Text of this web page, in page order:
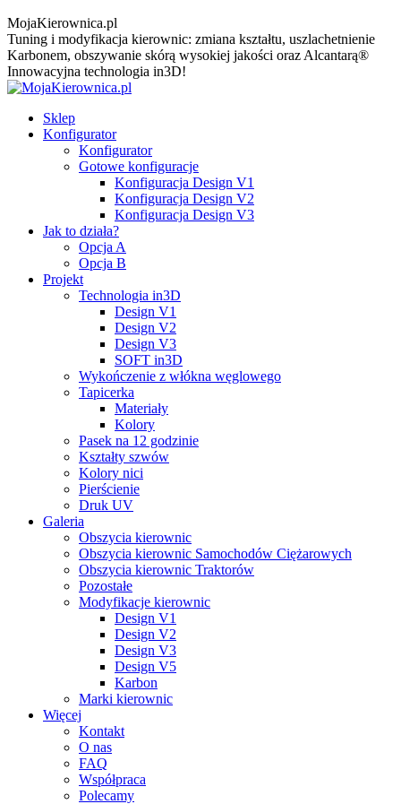
MojaKierownica.pl
Tuning i modyfikacja kierownic: zmiana kształtu, uszlachetnienie
Karbonem, obszywanie skórą wysokiej jakości oraz Alcantarą®
Innowacyjna technologia in3D!
Sklep
Konfigurator
Konfigurator
Gotowe konfiguracje
Konfiguracja Design V1
Konfiguracja Design V2
Konfiguracja Design V3
Jak to działa?
Opcja A
Opcja B
Projekt
Technologia in3D
Design V1
Design V2
Design V3
SOFT in3D
Wykończenie z włókna węglowego
Tapicerka
Materiały
Kolory
Pasek na 12 godzinie
Kształty szwów
Kolory nici
Pierścienie
Druk UV
Galeria
Obszycia kierownic
Obszycia kierownic Samochodów Ciężarowych
Obszycia kierownic Traktorów
Pozostałe
Modyfikacje kierownic
Design V1
Design V2
Design V3
Design V5
Karbon
Marki kierownic
Więcej
Kontakt
O nas
FAQ
Współpraca
Polecamy